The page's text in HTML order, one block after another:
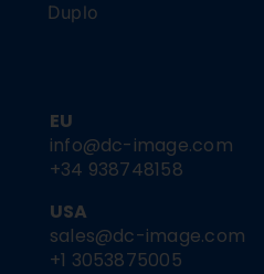
Duplo
EU
info@dc-image.com
+34 938748158
USA
sales@dc-image.com
+1 3053875005